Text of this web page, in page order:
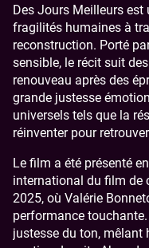
Des Jours Meilleurs
fragilités humaines à
reconstruction. Porté
sensible, le récit suit
renouveau après des
grande justesse
universels tels que la
réinventer pour
Le film a été présenté
international du film de
2025, où Valérie
performance
justesse du ton, mêlant